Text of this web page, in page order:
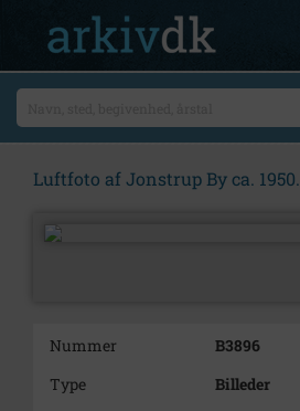
Luftfoto af Jonstrup By ca. 1950.
Nummer
B3896
Type
Billeder